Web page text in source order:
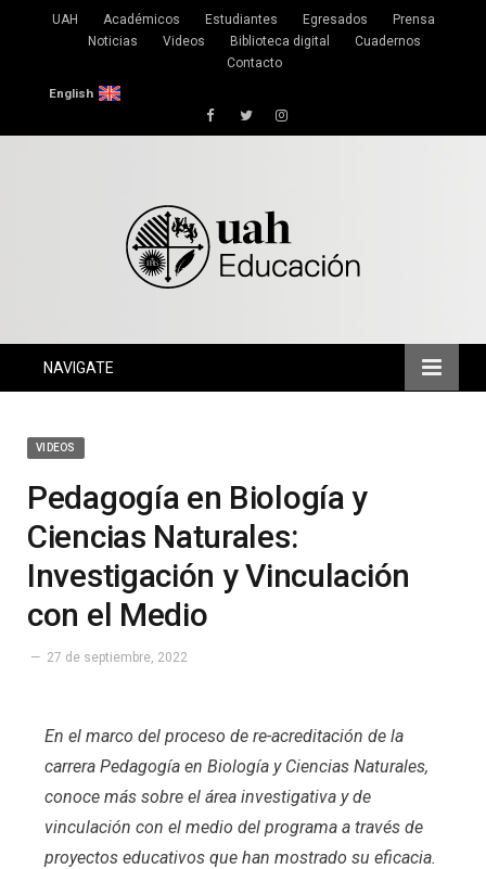
UAH Académicos Estudiantes Egresados
Prensa
Noticias
Videos Biblioteca digital
Cuadernos
Contacto
English
FacebookTwitterInstagram
NAVIGATE
VIDEOS
Pedagogía en Biología y
Ciencias Naturales:
Investigación y Vinculación
con el Medio
27 de septiembre, 2022
En el marco del proceso de re-acreditación de la
carrera Pedagogía en Biología y Ciencias Naturales,
conoce más sobre el área investigativa y de
vinculación con el medio del programa a través de
proyectos educativos que han mostrado su eficacia.